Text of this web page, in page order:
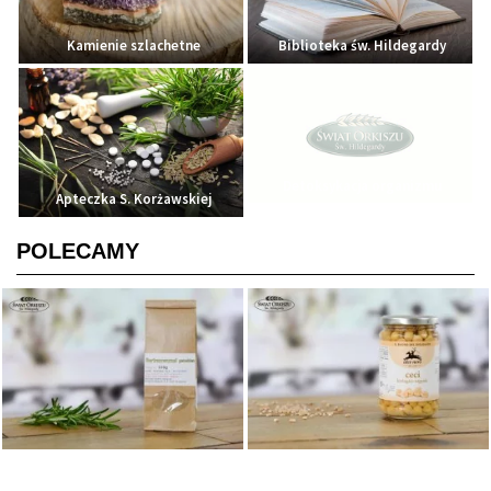
Kamienie szlachetne Biblioteka św. Hildegardy
Apteczka S. Korżawskiej
POLECAMY